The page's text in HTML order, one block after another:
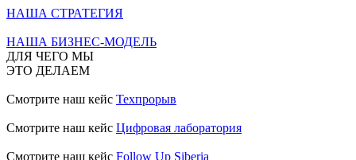
НАША СТРАТЕГИЯ
НАША БИЗНЕС-МОДЕЛЬ
ДЛЯ ЧЕГО МЫ
ЭТО ДЕЛАЕМ
Смотрите наш кейс Техпрорыв
Смотрите наш кейс Цифровая лаборатория
Смотрите наш кейс Follow Up Siberia